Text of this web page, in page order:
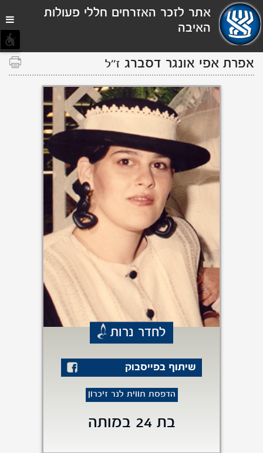
תפריט
נגישות
אתר לזכר האזרחים חללי פעולות
האיבה
אפרת אפי אונגר דסברג ז''ל
לחדר נרות
שיתוף בפייסבוק
הדפסת תווית לנר זיכרון
בת 24 במותה